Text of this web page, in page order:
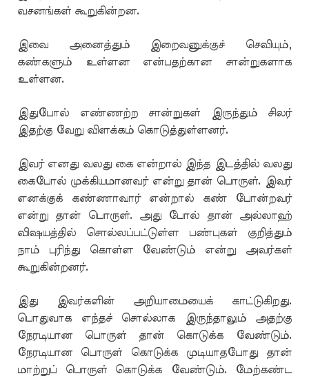
வசனங்கள் கூறுகின்றன.
இவை அனைத்தும் இறைவனுக்குச் செவியும்,
கண்களும் உள்ளன என்பதற்கான சான்றுகளாக
உள்ளன.
இதுபோல் எண்ணற்ற சான்றுகள் இருந்தும் சிலர்
இதற்கு வேறு விளக்கம் கொடுத்துள்ளனர்.
இவர் எனது வலது கை என்றால் இந்த இடத்தில் வலது
கைபோல் முக்கியமானவர் என்று தான் பொருள். இவர்
எனக்குக் கண்ணாவார் என்றால் கண் போன்றவர்
என்று தான் பொருள். அது போல் தான் அல்லாஹ்
விஷயத்தில் சொல்லப்பட்டுள்ள பண்புகள் குறித்தும்
நாம் புரிந்து கொள்ள வேண்டும் என்று அவர்கள்
கூறுகின்றனர்.
இது இவர்களின் அறியாமையைக் காட்டுகிறது.
பொதுவாக எந்தச் சொல்லாக இருந்தாலும் அதற்கு
நேரடியான பொருள் தான் கொடுக்க வேண்டும்.
நேரடியான பொருள் கொடுக்க முடியாதபோது தான்
மாற்றுப் பொருள் கொடுக்க வேண்டும். மேற்கண்ட